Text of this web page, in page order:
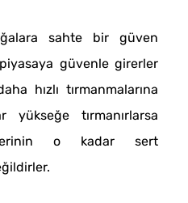
sahte bir güven
güvenle girerler
hızlı tırmanmalarına
tırmanırlarsa
o kadar sert